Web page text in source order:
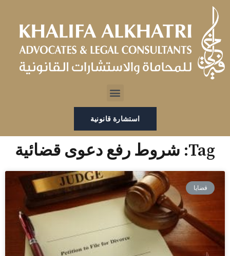
تخطي
المحتوى
Menu
استشارة قانونية
Tag: شروط رفع دعوى قضائية
قضايا